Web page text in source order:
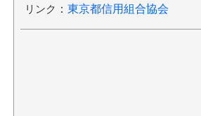
リンク ： 東京都信用組合協会